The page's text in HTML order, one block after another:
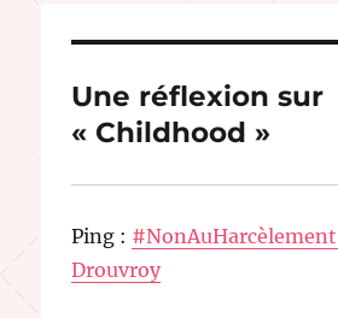
Une réflexion sur
« Childhood »
Ping :
Drouvroy